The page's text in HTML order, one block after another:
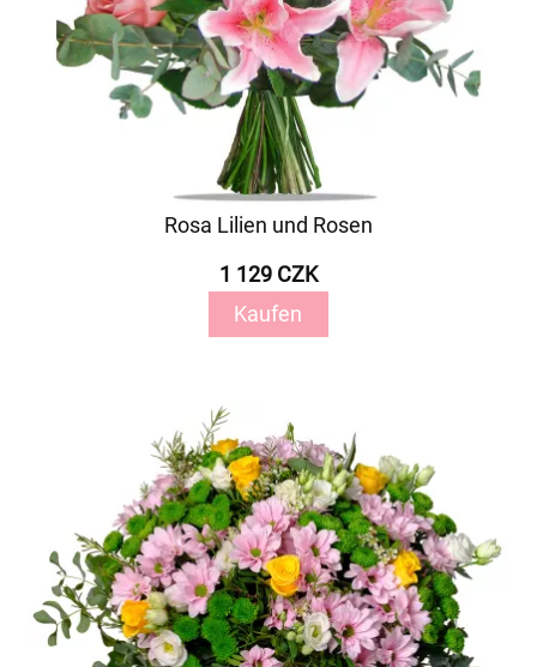
Rosa Lilien und Rosen
1 129 CZK
Kaufen